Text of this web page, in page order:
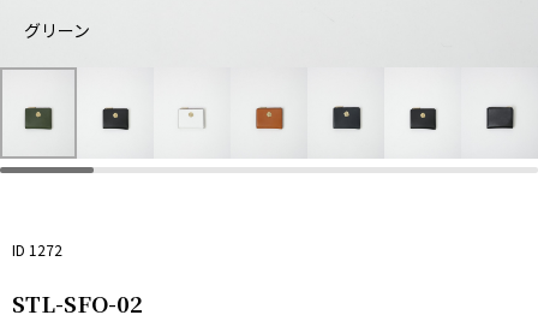
ID 1272
STL-SFO-02
グリーン
ブ